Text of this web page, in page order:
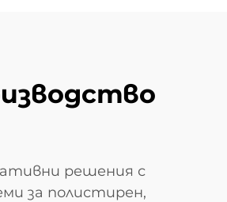
решения с
за полистирен,